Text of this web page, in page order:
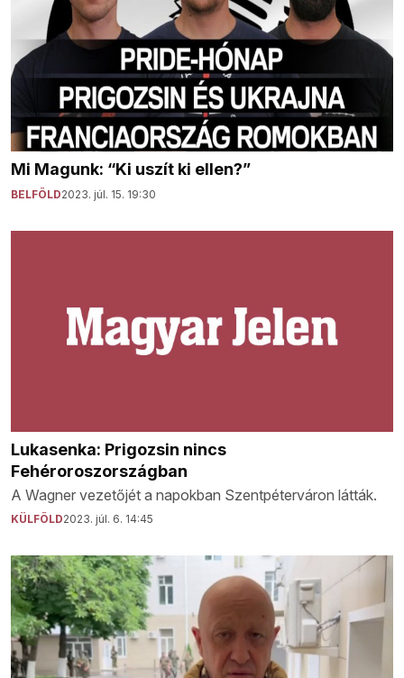
Mi Magunk: “Ki uszít ki ellen?”
BELFÖLD2023. júl. 15. 19:30
Lukasenka: Prigozsin nincs
Fehéroroszországban
A Wagner vezetőjét a napokban Szentpéterváron látták.
KÜLFÖLD2023. júl. 6. 14:45